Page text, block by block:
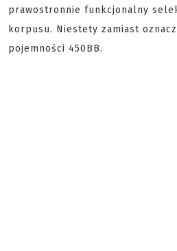
prawostronnie funkcjonalny
korpusu. Niestety zamiast
pojemności 450BB.